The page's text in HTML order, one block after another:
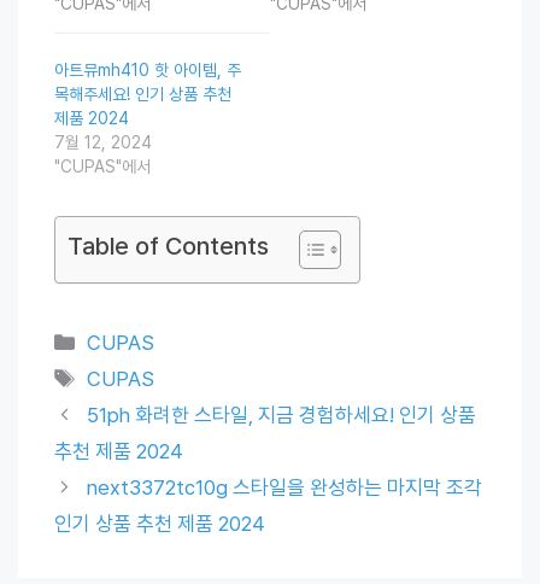
아트뮤mh410 핫 아이템, 주
목해주세요! 인기 상품 추천
제품 2024
7월 12, 2024
"CUPAS"에서
Table of Contents
Categories
CUPAS
Tags
CUPAS
51ph 화려한 스타일, 지금 경험하세요! 인기 상품
추천 제품 2024
next3372tc10g 스타일을 완성하는 마지막 조각
인기 상품 추천 제품 2024